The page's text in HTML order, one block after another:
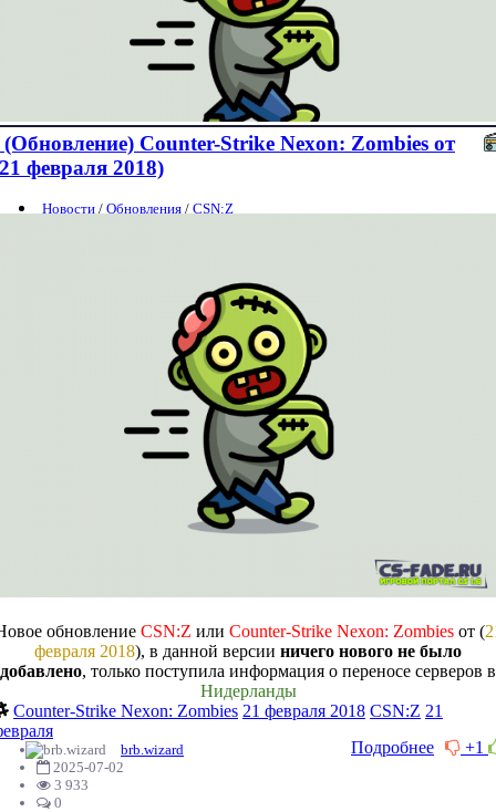
(Обновление) Counter-Strike Nexon: Zombies от
февраля 2018)
Новости / Обновления / CSN:Z
обновление CSN:Z или Counter-Strike Nexon: Zombiesот (
февраля 2018), в данной версии ничего нового не было
добавлено, только поступила информация о переносе серверов в
Нидерланды
Counter-Strike Nexon: Zombies 21 февраля 2018 CSN:Z 21
+1
Подробнее
brb.wizard
2025-07-02
3 933
0